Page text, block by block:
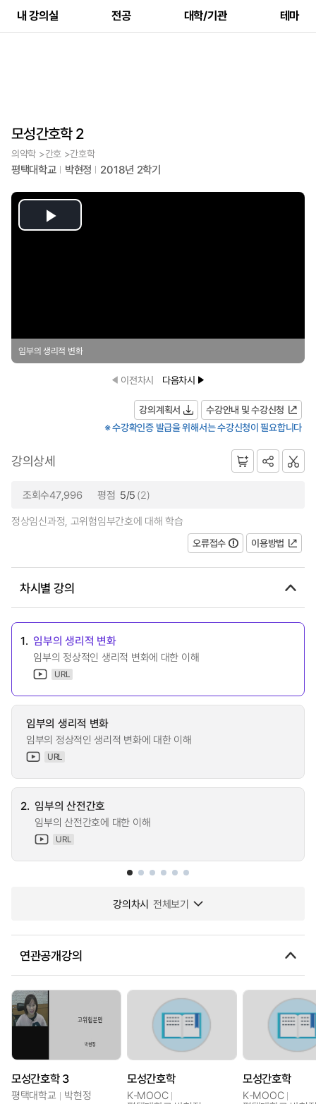
내 강의실 전공 대학/기관 테마
모성간호학 2
의약학 >간호 >간호학
평택대학교 박현정 2018년 2학기
Play
임부의 생리적 변화
이전차시 다음차시
강의계획서
수강안내 및 수강신청
※ 수강확인증 발급을 위해서는 수강신청이 필요합니다
강의상세
조회수47,996 평점 5/5 (2)
정상임신과정, 고위험임부간호에 대해 학습
오류접수
이용방법
차시별 강의
1. 임부의 생리적 변화
임부의 정상적인 생리적 변화에 대한 이해
URL
임부의 생리적 변화
임부의 정상적인 생리적 변화에 대한 이해
URL
2. 임부의 산전간호
임부의 산전간호에 대한 이해
URL
강의차시 전체보기
연관공개강의
모성간호학 3
평택대학교 박현정
모성간호학
K-MOOC
모성간호학
K-MOOC